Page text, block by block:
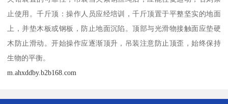
止使用。千斤顶：操作人员应经培训，千斤顶置于平整坚实的地面
上，并垫木板或钢板，防止地面沉陷。顶部与光滑物接触面应垫硬
木防止滑动。开始操作应逐渐顶升，吊装注意防止顶歪，始终保持
生物的平衡。
m.ahxddby.b2b168.com